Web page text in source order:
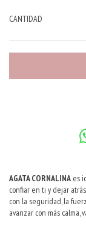
CANTIDAD
AGATA CORNALINA es
confiar en ti y dejar
con la seguridad, la
avanzar con más